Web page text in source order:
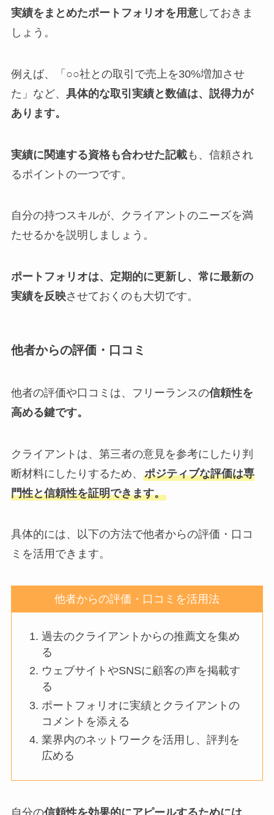
実績をまとめたポートフォリオを用意しておきま
しょう。
例えば、「○○社との取引で売上を30%増加させ
た」など、 具体的な取引実績と数値は、説得力が
あります。
実績に関連する資格も合わせた記載も、信頼され
るポイントの一つです。
自分の持つスキルが、クライアントのニーズを満
たせるかを説明しましょう。
ポートフォリオは、定期的に更新し、常に最新の
実績を反映させておくのも大切です。
他者からの評価・口コミ
他者の評価や口コミは、フリーランスの信頼性を
高める鍵です。
クライアントは、第三者の意見を参考にしたり判
断材料にしたりするため、 ポジティブな評価は専
門性と信頼性を証明できます。
具体的には、以下の方法で他者からの評価・口コ
ミを活用できます。
他者からの評価・口コミを活用法
過去のクライアントからの推薦文を集め
る
ウェブサイトやSNSに顧客の声を掲載す
る
ポートフォリオに実績とクライアントの
コメントを添える
業界内のネットワークを活用し、評判を
広める